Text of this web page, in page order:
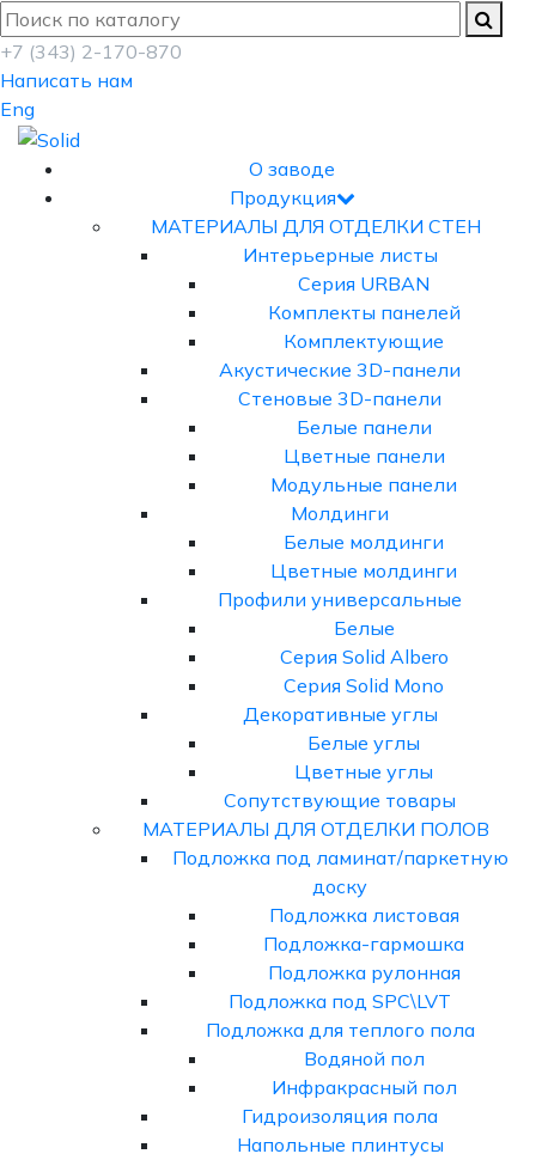
+7 (343) 2-170-870
Написать нам
Eng
О заводе
Продукция
МАТЕРИАЛЫ ДЛЯ ОТДЕЛКИ СТЕН
Интерьерные листы
Серия URBAN
Комплекты панелей
Комплектующие
Акустические 3D-панели
Стеновые 3D-панели
Белые панели
Цветные панели
Модульные панели
Молдинги
Белые молдинги
Цветные молдинги
Профили универсальные
Белые
Серия Solid Albero
Серия Solid Mono
Декоративные углы
Белые углы
Цветные углы
Сопутствующие товары
МАТЕРИАЛЫ ДЛЯ ОТДЕЛКИ ПОЛОВ
Подложка под ламинат/паркетную
доску
Подложка листовая
Подложка-гармошка
Подложка рулонная
Подложка под SPC\LVT
Подложка для теплого пола
Водяной пол
Инфракрасный пол
Гидроизоляция пола
Напольные плинтусы